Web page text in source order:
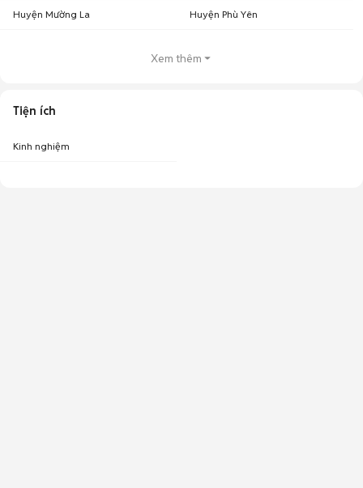
Huyện Mường La Huyện Phù Yên
Xem thêm
Tiện ích
Kinh nghiệm